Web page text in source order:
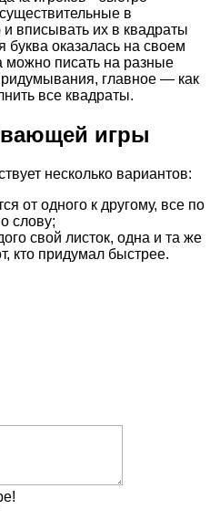
в
вписывать их в квадраты
буква оказалась на своем
можно писать на разные
главное — как
все квадраты.
игры
несколько вариантов:
от одного к другому, все по
слову;
свой листок, одна и та же
кто придумал быстрее.